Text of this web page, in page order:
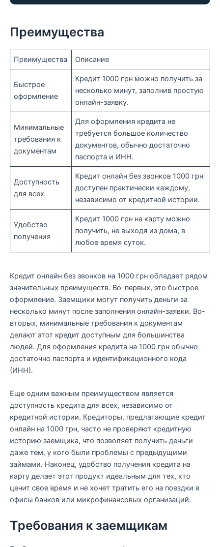
Преимущества
Преимущества Описание
Быстрое
оформление
Кредит 1000 грн можно получить за
несколько минут, заполнив простую
онлайн-заявку.
Минимальные
требования к
документам
Для оформления кредита не
требуется большое количество
документов, обычно достаточно
паспорта и ИНН.
Доступность
для всех
Кредит онлайн без звонков 1000 грн
доступен практически каждому,
независимо от кредитной истории.
Удобство
получения
Кредит 1000 грн на карту можно
получить, не выходя из дома, в
любое время суток.
Кредит онлайн без звонков на 1000 грн обладает рядом
значительных преимуществ. Во-первых, это быстрое
оформление. Заемщики могут получить деньги за
несколько минут после заполнения онлайн-заявки. Во-
вторых, минимальные требования к документам
делают этот кредит доступным для большинства
людей. Для оформления кредита на 1000 грн обычно
достаточно паспорта и идентификационного кода
(ИНН).
Еще одним важным преимуществом является
доступность кредита для всех, независимо от
кредитной истории. Кредиторы, предлагающие кредит
онлайн на 1000 грн, часто не проверяют кредитную
историю заемщика, что позволяет получить деньги
даже тем, у кого были проблемы с предыдущими
займами. Наконец, удобство получения кредита на
карту делает этот продукт идеальным для тех, кто
ценит свое время и не хочет тратить его на поездки в
офисы банков или микрофинансовых организаций.
Требования к заемщикам